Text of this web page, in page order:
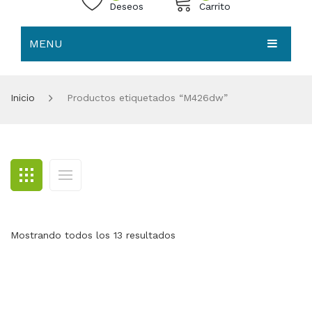
Deseos Carrito
MENU
BLOG
CONTACTO
Inicio Productos etiquetados “M426dw”
Mostrando todos los 13 resultados